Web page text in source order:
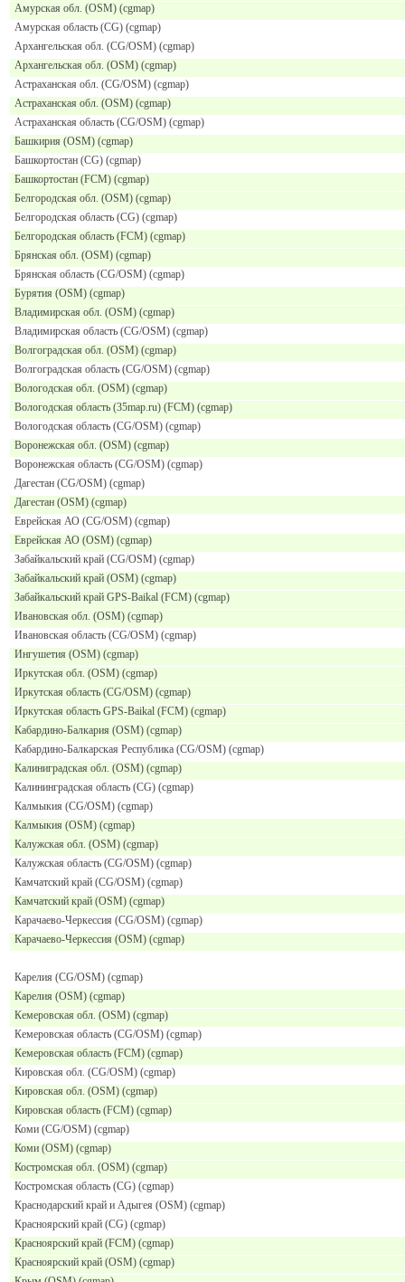
Амурская обл. (OSM) (cgmap)
Амурская область (CG) (cgmap)
Архангельская обл. (CG/OSM) (cgmap)
Архангельская обл. (OSM) (cgmap)
Астраханская обл. (CG/OSM) (cgmap)
Астраханская обл. (OSM) (cgmap)
Астраханская область (CG/OSM) (cgmap)
Башкирия (OSM) (cgmap)
Башкортостан (CG) (cgmap)
Башкортостан (FCM) (cgmap)
Белгородская обл. (OSM) (cgmap)
Белгородская область (CG) (cgmap)
Белгородская область (FCM) (cgmap)
Брянская обл. (OSM) (cgmap)
Брянская область (CG/OSM) (cgmap)
Бурятия (OSM) (cgmap)
Владимирская обл. (OSM) (cgmap)
Владимирская область (CG/OSM) (cgmap)
Волгоградская обл. (OSM) (cgmap)
Волгоградская область (CG/OSM) (cgmap)
Вологодская обл. (OSM) (cgmap)
Вологодская область (35map.ru) (FCM) (cgmap)
Вологодская область (CG/OSM) (cgmap)
Воронежская обл. (OSM) (cgmap)
Воронежская область (CG/OSM) (cgmap)
Дагестан (CG/OSM) (cgmap)
Дагестан (OSM) (cgmap)
Еврейская АО (CG/OSM) (cgmap)
Еврейская АО (OSM) (cgmap)
Забайкальский край (CG/OSM) (cgmap)
Забайкальский край (OSM) (cgmap)
Забайкальский край GPS-Baikal (FCM) (cgmap)
Ивановская обл. (OSM) (cgmap)
Ивановская область (CG/OSM) (cgmap)
Ингушетия (OSM) (cgmap)
Иркутская обл. (OSM) (cgmap)
Иркутская область (CG/OSM) (cgmap)
Иркутская область GPS-Baikal (FCM) (cgmap)
Кабардино-Балкария (OSM) (cgmap)
Кабардино-Балкарская Республика (CG/OSM) (cgmap)
Калиниградская обл. (OSM) (cgmap)
Калининградская область (CG) (cgmap)
Калмыкия (CG/OSM) (cgmap)
Калмыкия (OSM) (cgmap)
Калужская обл. (OSM) (cgmap)
Калужская область (CG/OSM) (cgmap)
Камчатский край (CG/OSM) (cgmap)
Камчатский край (OSM) (cgmap)
Карачаево-Черкессия (CG/OSM) (cgmap)
Карачаево-Черкессия (OSM) (cgmap)
Карелия (CG/OSM) (cgmap)
Карелия (OSM) (cgmap)
Кемеровская обл. (OSM) (cgmap)
Кемеровская область (CG/OSM) (cgmap)
Кемеровская область (FCM) (cgmap)
Кировская обл. (CG/OSM) (cgmap)
Кировская обл. (OSM) (cgmap)
Кировская область (FCM) (cgmap)
Коми (CG/OSM) (cgmap)
Коми (OSM) (cgmap)
Костромская обл. (OSM) (cgmap)
Костромская область (CG) (cgmap)
Краснодарский край и Адыгея (OSM) (cgmap)
Красноярский край (CG) (cgmap)
Красноярский край (FCM) (cgmap)
Красноярский край (OSM) (cgmap)